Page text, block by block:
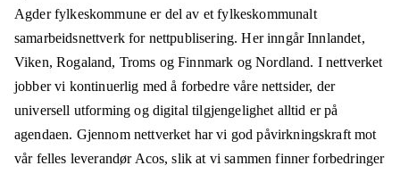
Agder fylkeskommune er del av et fylkeskommunalt
samarbeidsnettverk for nettpublisering. Her inngår Innlandet,
Viken, Rogaland, Troms og Finnmark og Nordland. I nettverket
jobber vi kontinuerlig med å forbedre våre nettsider, der
universell utforming og digital tilgjengelighet alltid er på
agendaen. Gjennom nettverket har vi god påvirkningskraft mot
vår felles leverandør Acos, slik at vi sammen finner forbedringer